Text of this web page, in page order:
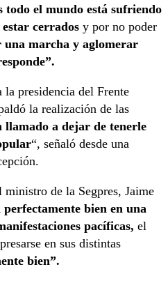
todo el mundo está sufriendo
cerrados y por no poder
una marcha y aglomerar
presidencia del Frente
la realización de las
llamado a dejar de tenerle
“, señaló desde una
de la Segpres, Jaime
perfectamente bien en una
pacíficas, el
en sus distintas
bien”.